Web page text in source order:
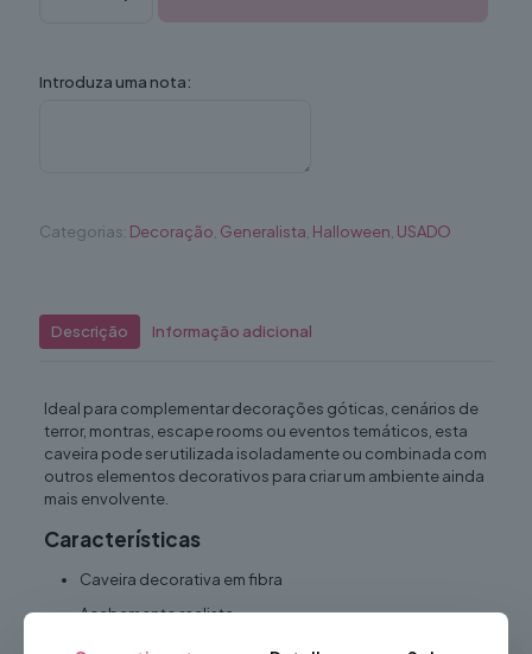
Introduza uma nota:
Categorias: Decoração, Generalista, Halloween, USADO
Descrição Informação adicional
Ideal para complementar decorações góticas, cenários de
terror, montras, escape rooms ou eventos temáticos, esta
caveira pode ser utilizada isoladamente ou combinada com
outros elementos decorativos para criar um ambiente ainda
mais envolvente.
Características
Caveira decorativa em fibra
Acabamento realista
Disponível em dois tamanhos